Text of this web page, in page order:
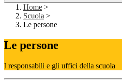
Home >
Scuola >
Le persone
Le persone
I responsabili e gli uffici della scuola